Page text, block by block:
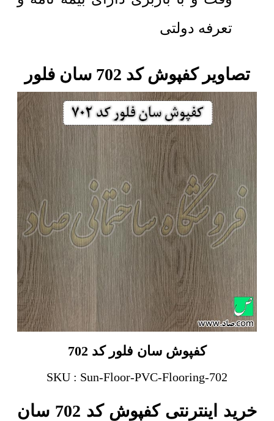
تعرفه دولتی
تصاویر کفپوش کد 702 سان فلور
کفپوش سان فلور کد 702
SKU : Sun-Floor-PVC-Flooring-702
خرید اینترنتی کفپوش کد 702 سان